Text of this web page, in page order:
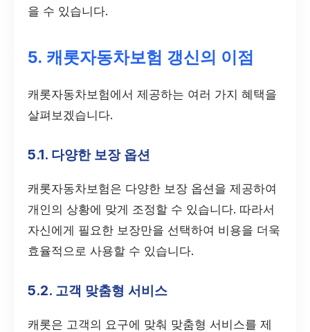
을 수 있습니다.
5. 캐롯자동차보험 갱신의 이점
캐롯자동차보험에서 제공하는 여러 가지 혜택을
살펴보겠습니다.
5.1. 다양한 보장 옵션
캐롯자동차보험은 다양한 보장 옵션을 제공하여
개인의 상황에 맞게 조정할 수 있습니다. 따라서
자신에게 필요한 보장만을 선택하여 비용을 더욱
효율적으로 사용할 수 있습니다.
5.2. 고객 맞춤형 서비스
캐롯은 고객의 요구에 맞춰 맞춤형 서비스를 제